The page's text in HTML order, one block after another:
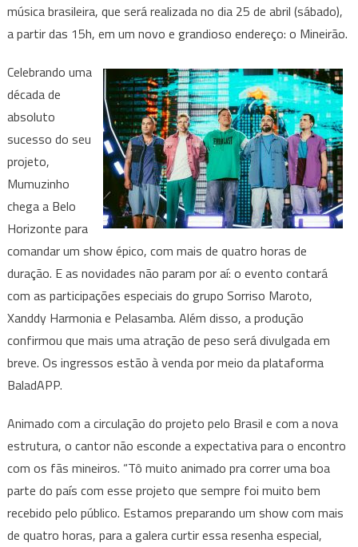
participações
de
Maroto
e
Xanddy
Harmonia
música brasileira, que será realizada no dia 25 de abril (sábado),
a partir das 15h, em um novo e grandioso endereço: o Mineirão.
Celebrando uma
década de
absoluto
sucesso do seu
projeto,
Mumuzinho
chega a Belo
Horizonte para
comandar um show épico, com mais de quatro horas de
duração. E as novidades não param por aí: o evento contará
com as participações especiais do grupo Sorriso Maroto,
Xanddy Harmonia e Pelasamba. Além disso, a produção
confirmou que mais uma atração de peso será divulgada em
breve. Os ingressos estão à venda por meio da plataforma
BaladAPP.
Animado com a circulação do projeto pelo Brasil e com a nova
estrutura, o cantor não esconde a expectativa para o encontro
com os fãs mineiros. “Tô muito animado pra correr uma boa
parte do país com esse projeto que sempre foi muito bem
recebido pelo público. Estamos preparando um show com mais
de quatro horas, para a galera curtir essa resenha especial,